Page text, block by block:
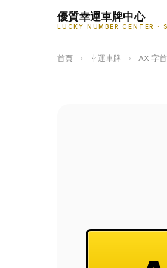
優質幸運車牌中心
LUCKY NUMBER CENTER ·
首頁 › 幸運車牌 › AX 字首